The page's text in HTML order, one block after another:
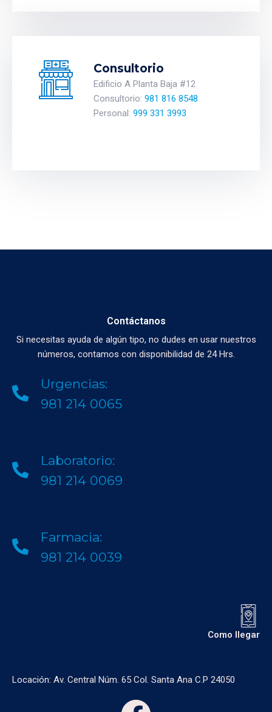
Consultorio
Edificio A Planta Baja #12
Consultorio: 981 816 8548
Personal: 999 331 3993
Contáctanos
Si necesitas ayuda de algún tipo, no dudes en usar nuestros
números, contamos con disponibilidad de 24 Hrs.
Urgencias:
981 214 0065
Laboratorio:
981 214 0069
Farmacia:
981 214 0039
Como llegar
Locación: Av. Central Núm. 65 Col. Santa Ana C.P 24050